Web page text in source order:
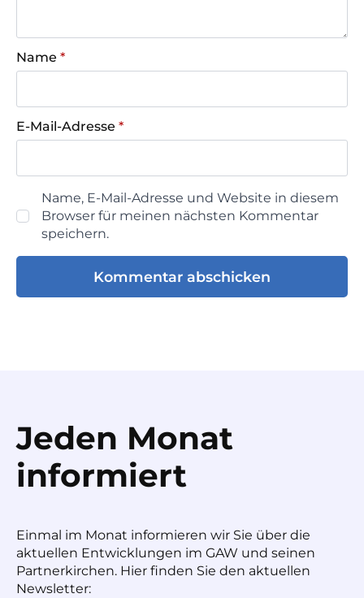
Name *
E-Mail-Adresse *
Name, E-Mail-Adresse und Website in diesem
Browser für meinen nächsten Kommentar
speichern.
Jeden Monat
informiert
Einmal im Monat informieren wir Sie über die
aktuellen Entwicklungen im GAW und seinen
Partnerkirchen. Hier finden Sie den aktuellen
Newsletter: